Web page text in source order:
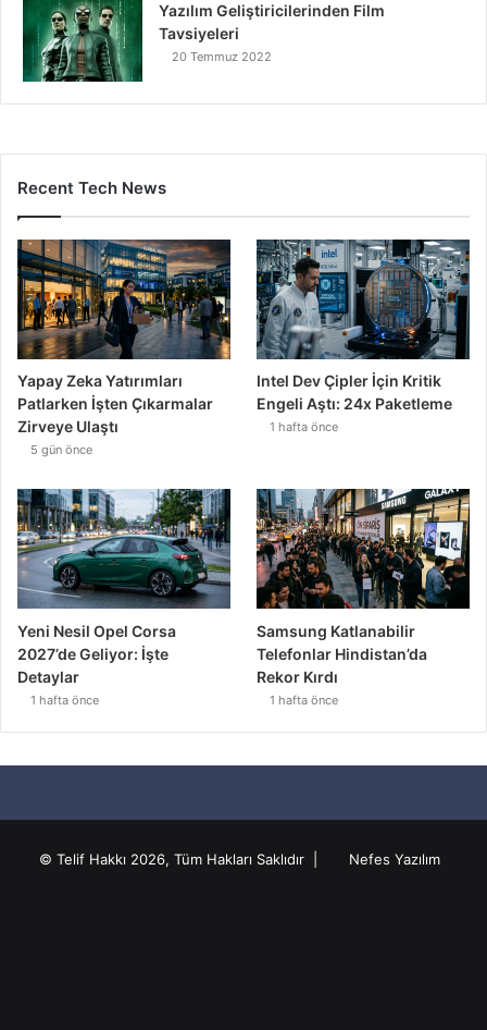
Yazılım Geliştiricilerinden Film
Tavsiyeleri
20 Temmuz 2022
Recent Tech News
Yapay Zeka Yatırımları
Patlarken İşten Çıkarmalar
Zirveye Ulaştı
5 gün önce
Intel Dev Çipler İçin Kritik
Engeli Aştı: 24x Paketleme
1 hafta önce
Yeni Nesil Opel Corsa
2027’de Geliyor: İşte
Detaylar
1 hafta önce
Samsung Katlanabilir
Telefonlar Hindistan’da
Rekor Kırdı
1 hafta önce
© Telif Hakkı 2026, Tüm Hakları Saklıdır | Nefes Yazılım